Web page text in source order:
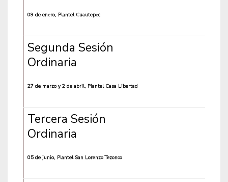
09 de enero, Plantel Cuautepec
Segunda Sesión
Ordinaria
27 de marzo y 2 de abril, Plantel Casa Libertad
Tercera Sesión
Ordinaria
05 de junio, Plantel San Lorenzo Tezonco